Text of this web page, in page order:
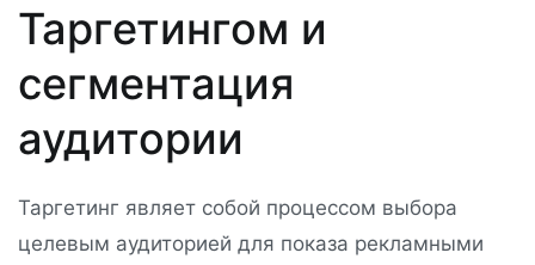
Таргетингом и
сегментация
аудитории
Таргетинг являет собой процессом выбора
целевым аудиторией для показа рекламными